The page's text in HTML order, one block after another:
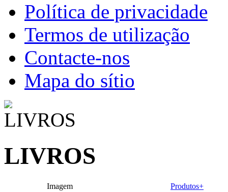
Política de privacidade
Termos de utilização
Contacte-nos
Mapa do sítio
LIVROS
Imagem
Produtos+